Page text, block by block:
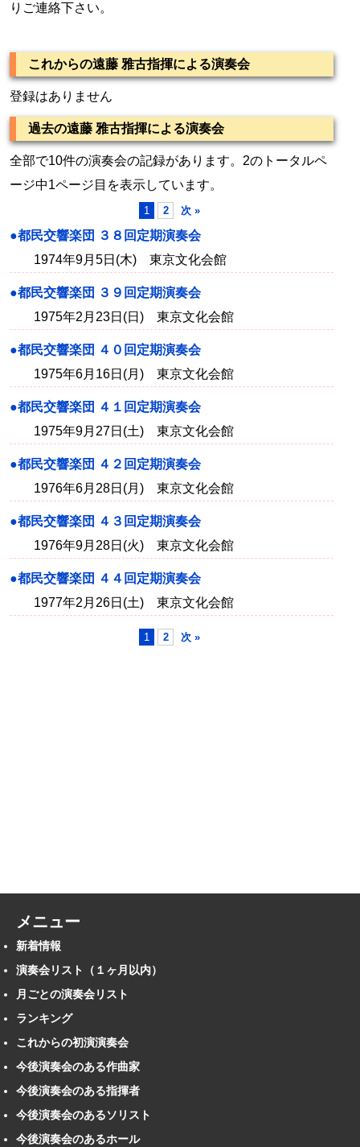
りご連絡下さい。
これからの遠藤 雅古指揮による演奏会
登録はありません
過去の遠藤 雅古指揮による演奏会
全部で10件の演奏会の記録があります。2のトータルペ
ージ中1ページ目を表示しています。
1 2 次 »
●都民交響楽団 ３８回定期演奏会
1974年9月5日(木) 東京文化会館
●都民交響楽団 ３９回定期演奏会
1975年2月23日(日) 東京文化会館
●都民交響楽団 ４０回定期演奏会
1975年6月16日(月) 東京文化会館
●都民交響楽団 ４１回定期演奏会
1975年9月27日(土) 東京文化会館
●都民交響楽団 ４２回定期演奏会
1976年6月28日(月) 東京文化会館
●都民交響楽団 ４３回定期演奏会
1976年9月28日(火) 東京文化会館
●都民交響楽団 ４４回定期演奏会
1977年2月26日(土) 東京文化会館
1 2 次 »
メニュー
新着情報
演奏会リスト（１ヶ月以内）
月ごとの演奏会リスト
ランキング
これからの初演演奏会
今後演奏会のある作曲家
今後演奏会のある指揮者
今後演奏会のあるソリスト
今後演奏会のあるホール